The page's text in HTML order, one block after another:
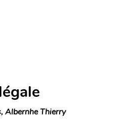
Albernhe Thierry